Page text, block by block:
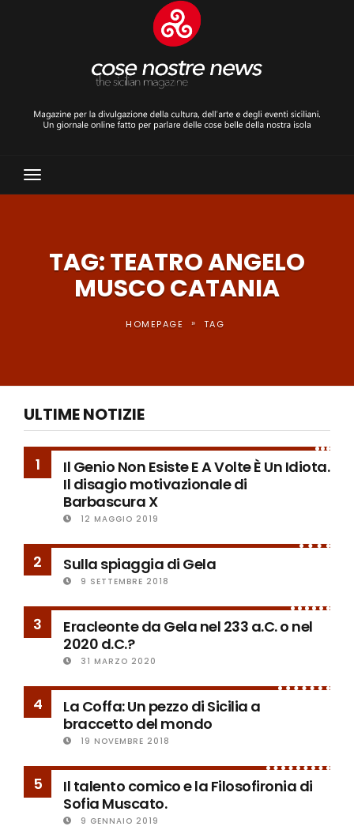
Toggle
Navigation
TAG: TEATRO ANGELO
MUSCO CATANIA
HOMEPAGE » TAG
ULTIME NOTIZIE
1
Il Genio Non Esiste E A Volte È Un Idiota.
Il disagio motivazionale di
Barbascura X
12 MAGGIO 2019
2 Sulla spiaggia di Gela
9 SETTEMBRE 2018
3
Eracleonte da Gela nel 233 a.C. o nel
2020 d.C.?
31 MARZO 2020
4
La Coffa: Un pezzo di Sicilia a
braccetto del mondo
19 NOVEMBRE 2018
5
Il talento comico e la Filosofironia di
Sofia Muscato.
9 GENNAIO 2019